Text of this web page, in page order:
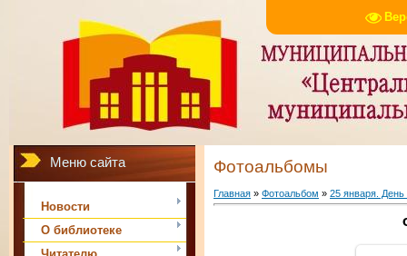
Меню сайта
Новости
О библиотеке
Фотоальбомы
Главная » Фотоальбом » 25 января.